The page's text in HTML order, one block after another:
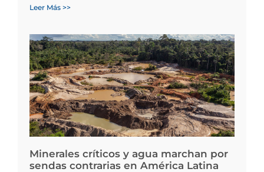
Leer Más >>
Minerales críticos y agua marchan por
sendas contrarias en América Latina